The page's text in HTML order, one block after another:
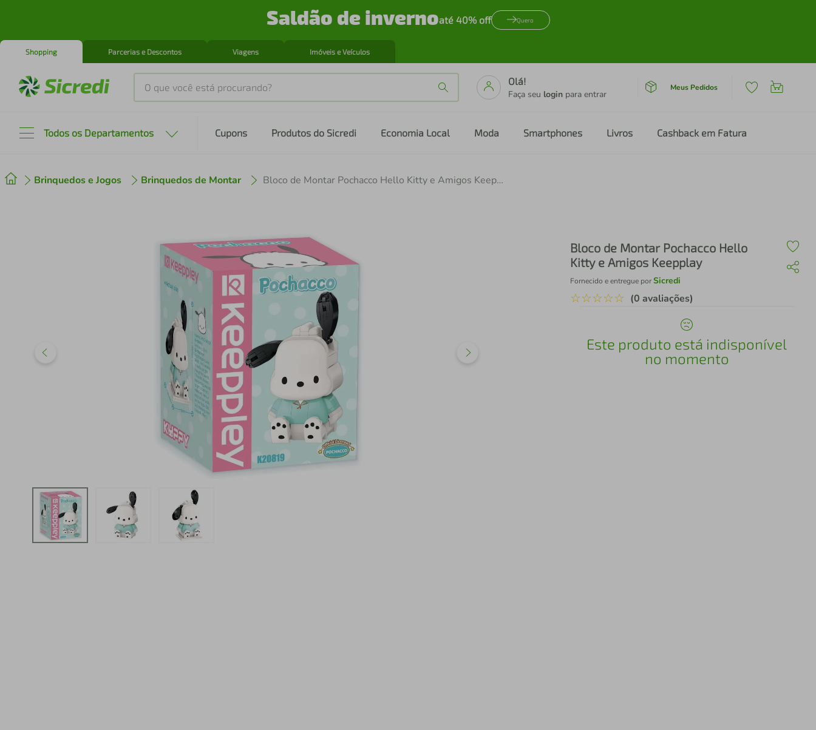
Saldão de invernoaté 40% off Quero
Shopping Parcerias e Descontos Viagens Imóveis e Veículos
O que você está procurando?
Olá!
Faça seu login para entrar
Meus Pedidos
Todos os Departamentos Cupons Produtos do Sicredi Economia Local Moda Smartphones Livros Cashback em Fatura
Brinquedos e Jogos Brinquedos de Montar Bloco de Montar Pochacco Hello Kitty e Amigos Keepplay
Bloco de Montar Pochacco Hello
Kitty e Amigos Keepplay
Fornecido e entregue porSicredi
☆☆☆☆☆ (0 avaliações)
Este produto está indisponível
no momento
2 cafeteira
air fryer
iphone